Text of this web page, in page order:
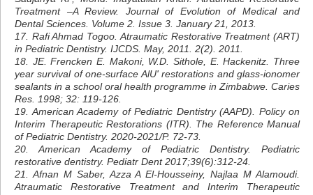
Treatment –A Review. Journal of Evolution of Medical and
Dental Sciences. Volume 2. Issue 3. January 21, 2013.
17. Rafi Ahmad Togoo. Atraumatic Restorative Treatment (ART)
in Pediatric Dentistry. IJCDS. May, 2011. 2(2). 2011.
18. JE. Frencken E. Makoni, W.D. Sithole, E. Hackenitz. Three
year survival of one-surface AlU' restorations and glass-ionomer
sealants in a school oral health programme in Zimbabwe. Caries
Res. 1998; 32: 119-126.
19. American Academy of Pediatric Dentistry (AAPD). Policy on
Interim Therapeutic Restorations (ITR). The Reference Manual
of Pediatric Dentistry. 2020-2021/P. 72-73.
20. American Academy of Pediatric Dentistry. Pediatric
restorative dentistry. Pediatr Dent 2017;39(6):312-24.
21. Afnan M Saber, Azza A El-Housseiny, Najlaa M Alamoudi.
Atraumatic Restorative Treatment and Interim Therapeutic